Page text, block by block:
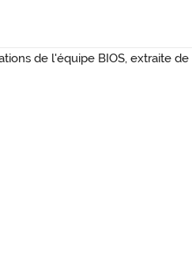
de l'équipe BIOS, extraite de